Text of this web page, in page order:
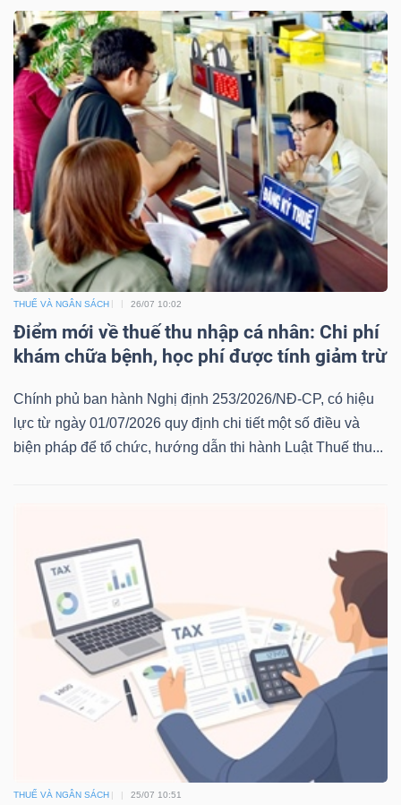
THUẾ VÀ NGÂN SÁCH 26/07 10:02
Điểm mới về thuế thu nhập cá nhân: Chi phí
khám chữa bệnh, học phí được tính giảm trừ
Chính phủ ban hành Nghị định 253/2026/NĐ-CP, có hiệu
lực từ ngày 01/07/2026 quy định chi tiết một số điều và
biện pháp để tổ chức, hướng dẫn thi hành Luật Thuế thu...
THUẾ VÀ NGÂN SÁCH 25/07 10:51